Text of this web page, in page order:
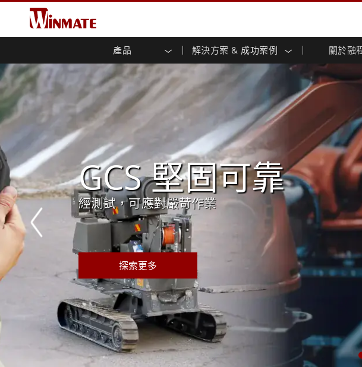
產品 解決方案 & 成功案例 關於融
企業移動通訊電腦
強固觸控筆記型電腦
強固型平板控制器
手持行動電腦
Windows強固型平板電腦
Android系統強固型平板電腦
超強固型平板電腦
無線電 PoC
邊緣運算人工智慧移動電腦
工業顯示器
多點觸控 (投射電
開放式架構
機箱式
面板安裝
前面板IP65
PoE觸控
USB Type-C
不銹鋼系列
G-WIN
後置安裝
工業防爆
機架安裝
長條形顯
OSD 控制
車載電腦
Windows車載電腦
Android車載電腦
車載平板電腦
嵌入式解決方案
嵌入式電腦 / IP65 防水強固型
工業物聯網閘道器
無線電閘道器
強固型機器人控制器
邊緣運算人工智慧移動電腦
機器人控制器
石油和天然氣, ATEX等級
ATEX等級強固型手持行動電腦
ATEX等級工業電腦
強固型機器人控制器 人工智慧就緒
農業機械解決方案
交通運輸解決方案
公共安全解決方案
工業物聯網解決方案
基礎建設解決方案
智慧型機器人系統解決
自助服務亭解決方案
政府解决方案
智慧充電站解决方案
成功案例
關於融程 投資人專區
保證聲明 下載專區
行銷入口網站
文件共享
最新產品 新聞與活動
展會活動
Youtube頻道
核心技術
部落格
能源與公用事業解
提高現場生產力和效率，經受住惡劣環境的挑戰。
探索更多
GCS 堅固可靠
經測試，可應對嚴苛作業
探索更多
先進的人工智慧就
融程的強固型筆記型電腦、工業電腦和邊緣運算嵌
探索更多